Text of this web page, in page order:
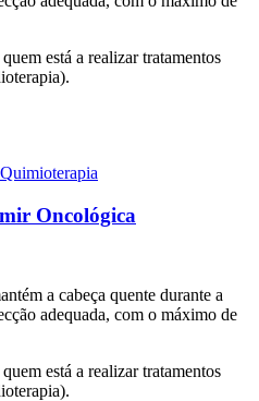
está a realizar tratamentos
Oncológica
a cabeça quente durante a
adequada, com o máximo de
está a realizar tratamentos